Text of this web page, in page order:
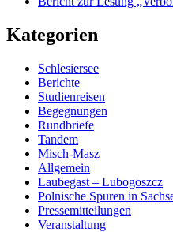
Kategorien
Schlesiersee
Berichte
Studienreisen
Begegnungen
Rundbriefe
Tandem
Misch-Masz
Allgemein
Laubegast – Lubogoszcz
Polnische Spuren in
Pressemitteilungen
Veranstaltung